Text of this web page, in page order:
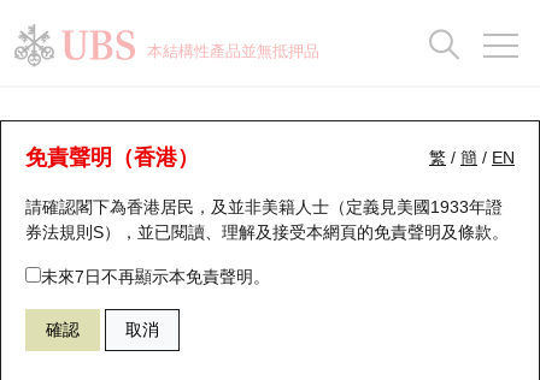
本結構性產品並無抵押品
繁 / 簡 / EN
免責聲明（香港）
請確認閣下為香港居民，及並非美籍人士（定義見美國1933年證
券法規則S），並已閱讀、理解及接受本網頁的免責聲明及條款。
未來7日不再顯示本免責聲明。
確認 取消
認股證分析儀
表現 街貨統計 比較
22314 瑞銀認沽 1211 比亞迪股份
瑞銀認股證一覽
新發行瑞銀認股證
即將到期認股證
認股證到期結算價查詢
街貨統計
比較
牛熊全景快搜
牛熊證搜尋
牛熊證街貨分佈圖
正股牛熊證列表
街貨統計
比較
十大升幅/跌幅
十大認股證成交分佈
十天股證佔大市成交
資金流
正股分析儀
二十大活躍股份
恒指成份股
國指成份股
持股比重
顯示所有持股比重
每月輪證大市專題
輪證專欄
講座及教育短片
認股證投資者教育